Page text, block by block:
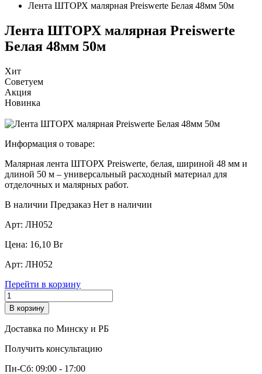
Лента ШТОРХ малярная Preiswerte Белая 48мм 50м
Лента ШТОРХ малярная Preiswerte
Белая 48мм 50м
Хит
Советуем
Акция
Новинка
Информация о товаре:
Малярная лента ШТОРХ Preiswerte, белая, шириной 48 мм и
длиной 50 м – универсальный расходный материал для
отделочных и малярных работ.
В наличии Предзаказ Нет в наличии
Арт: ЛН052
Цена: 16,10 Br
Арт: ЛН052
Перейти в корзину
В корзину
Доставка по Минску и РБ
Получить консультацию
Пн-Сб: 09:00 - 17:00